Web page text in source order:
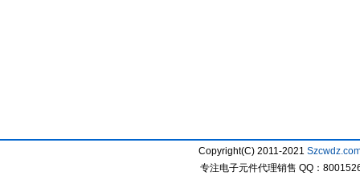
Copyright(C) 2011-2021
专注电子元件代理销售 QQ：